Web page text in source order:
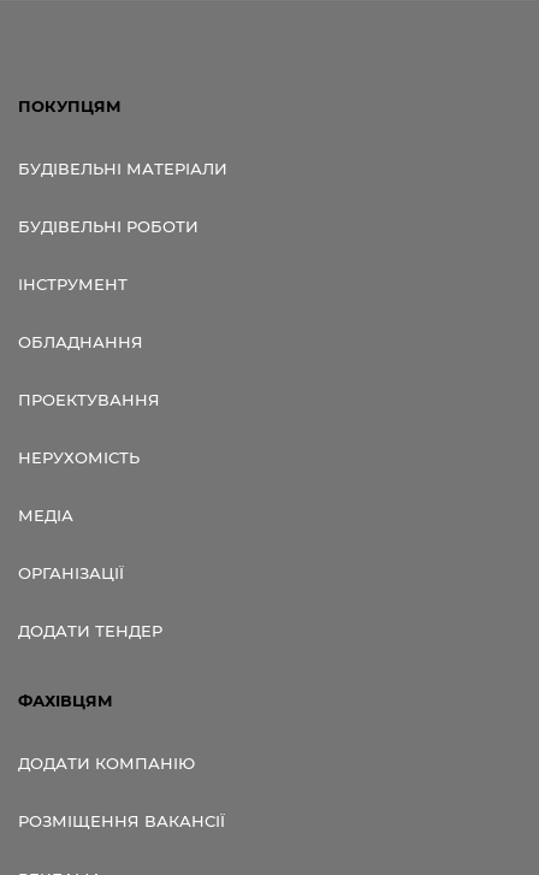
ПОКУПЦЯМ
БУДІВЕЛЬНІ МАТЕРІАЛИ
БУДІВЕЛЬНІ РОБОТИ
ІНСТРУМЕНТ
ОБЛАДНАННЯ
ПРОЕКТУВАННЯ
НЕРУХОМІСТЬ
МЕДІА
ОРГАНІЗАЦІЇ
ДОДАТИ ТЕНДЕР
ФАХІВЦЯМ
ДОДАТИ КОМПАНІЮ
РОЗМІЩЕННЯ ВАКАНСІЇ